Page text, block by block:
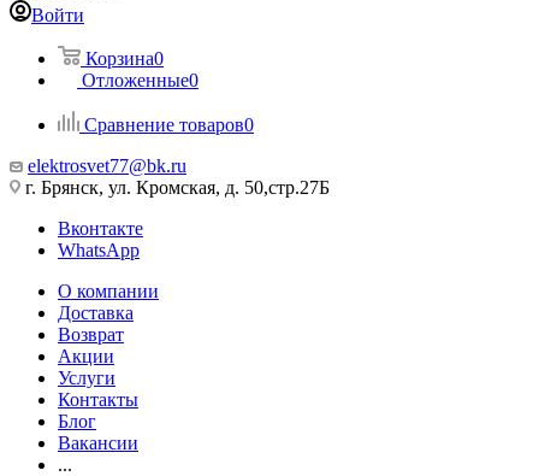
Войти
Корзина0
Отложенные0
Сравнение товаров0
elektrosvet77@bk.ru
г. Брянск, ул. Кромская, д. 50,стр.27Б
Вконтакте
WhatsApp
О компании
Доставка
Возврат
Акции
Услуги
Контакты
Блог
Вакансии
...